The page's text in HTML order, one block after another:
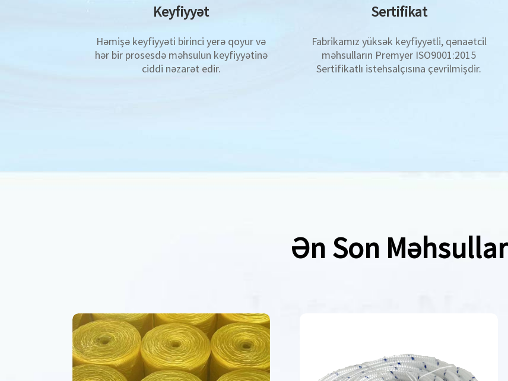
Keyfiyyət
Həmişə keyfiyyəti birinci yerə qoyur və
hər bir prosesdə məhsulun keyfiyyətinə
ciddi nəzarət edir.
Sertifikat
Fabrikamız yüksək keyfiyyətli, qənaətcil
məhsulların Premyer ISO9001:2015
Sertifikatlı istehsalçısına çevrilmişdir.
Ən Son Məhsullar